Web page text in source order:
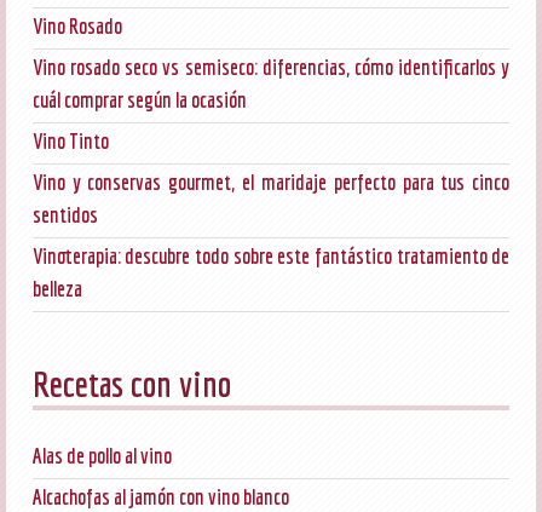
Vino Rosado
Vino rosado seco vs semiseco: diferencias, cómo identificarlos y
cuál comprar según la ocasión
Vino Tinto
Vino y conservas gourmet, el maridaje perfecto para tus cinco
sentidos
Vinoterapia: descubre todo sobre este fantástico tratamiento de
belleza
Recetas con vino
Alas de pollo al vino
Alcachofas al jamón con vino blanco